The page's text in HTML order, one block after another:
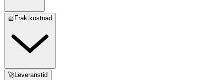
🧺Fraktkostnad
🚀Leveranstid